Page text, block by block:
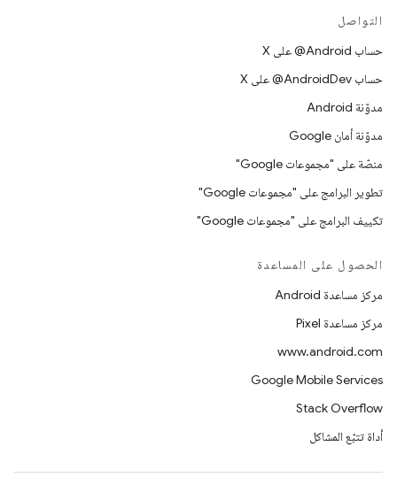
التواصل
حساب ‎@Android على X
حساب ‎@AndroidDev على X
مدوّنة Android
مدوّنة أمان Google
منصّة على "مجموعات Google"
تطوير البرامج على "مجموعات Google"
تكييف البرامج على "مجموعات Google"
الحصول على المساعدة
مركز مساعدة Android
مركز مساعدة Pixel
www.android.com
Google Mobile Services
Stack Overflow
أداة تتبّع المشاكل